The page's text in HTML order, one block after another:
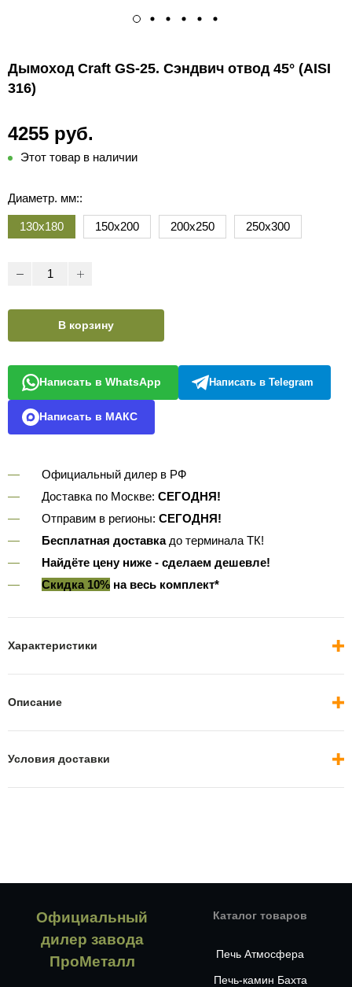
Дымоход Craft GS-25. Сэндвич отвод 45° (AISI
316)
4255 руб.
Этот товар в наличии
Диаметр. мм::
130х180 150х200 200х250 250х300
В корзину
Написать в WhatsApp Написать в Telegram
Написать в МАКС
Официальный дилер в РФ
Доставка по Москве: СЕГОДНЯ!
Отправим в регионы: СЕГОДНЯ!
Бесплатная доставкадо терминала ТК!
Найдёте цену ниже - сделаем дешевле!
Скидка 10%на весь комплект*
Характеристики
Описание
Условия доставки
Официальный
дилер завода
ПроМеталл
Каталог товаров
Печь Атмосфера
Печь-камин Бахта